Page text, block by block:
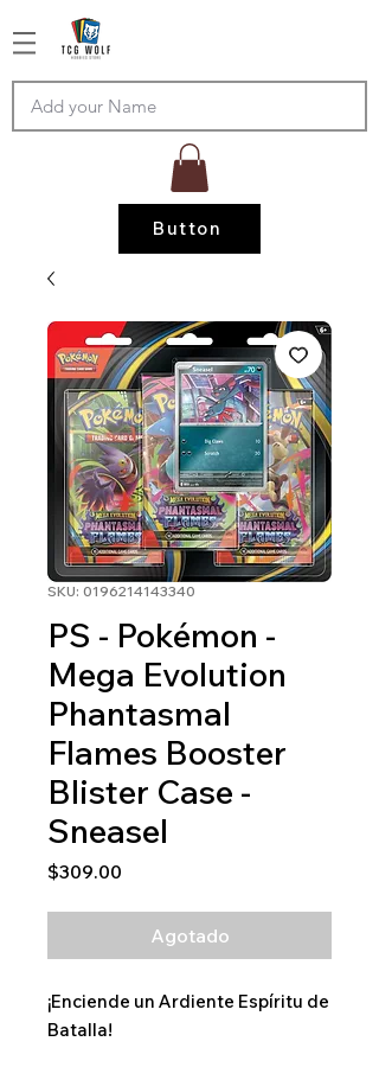
Button
SKU: 0196214143340
PS - Pokémon -
Mega Evolution
Phantasmal
Flames Booster
Blister Case -
Sneasel
$309.00
Agotado
¡Enciende un Ardiente Espíritu de
Batalla!